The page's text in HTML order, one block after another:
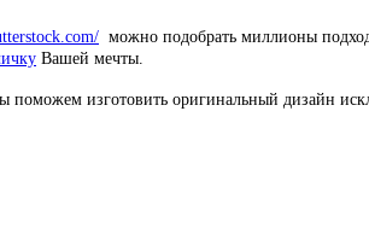
можно подобрать миллионы
Вашей мечты.
поможем изготовить оригинальный дизайн